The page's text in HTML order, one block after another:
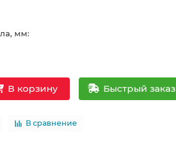
мм:
В корзину Быстрый заказ
В сравнение